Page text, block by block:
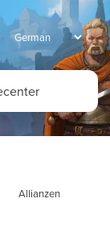
Allianzen